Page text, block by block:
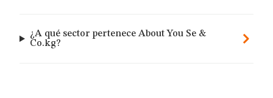
¿A qué sector pertenece About You Se &
Co.kg?